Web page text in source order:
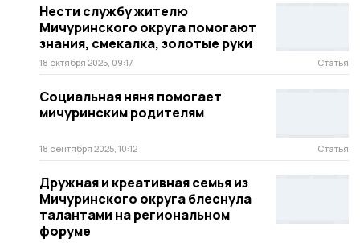
Нести службу жителю
Мичуринского округа помогают
знания, смекалка, золотые руки
18 октября 2025, 09:17 Статья
Социальная няня помогает
мичуринским родителям
18 сентября 2025, 10:12 Статья
Дружная и креативная семья из
Мичуринского округа блеснула
талантами на региональном
форуме